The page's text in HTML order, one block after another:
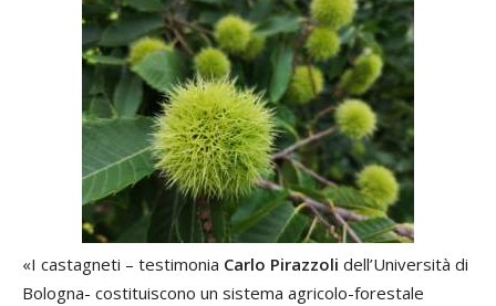
«I castagneti – testimonia Carlo Pirazzoli dell’Università di
Bologna- costituiscono un sistema agricolo-forestale